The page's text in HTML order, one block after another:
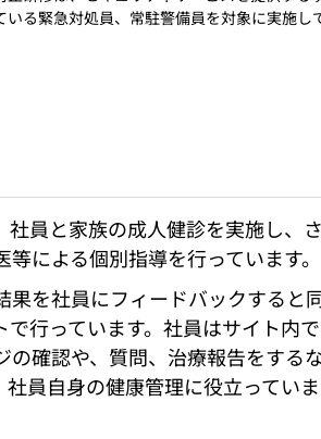
いる緊急対処員、常駐警備員を対象に実施し
員と家族の成人健診を実施し、
による個別指導を行っています。
果を社員にフィードバックすると
行っています。社員はサイト内
確認や、質問、治療報告をする
員自身の健康管理に役立っていま